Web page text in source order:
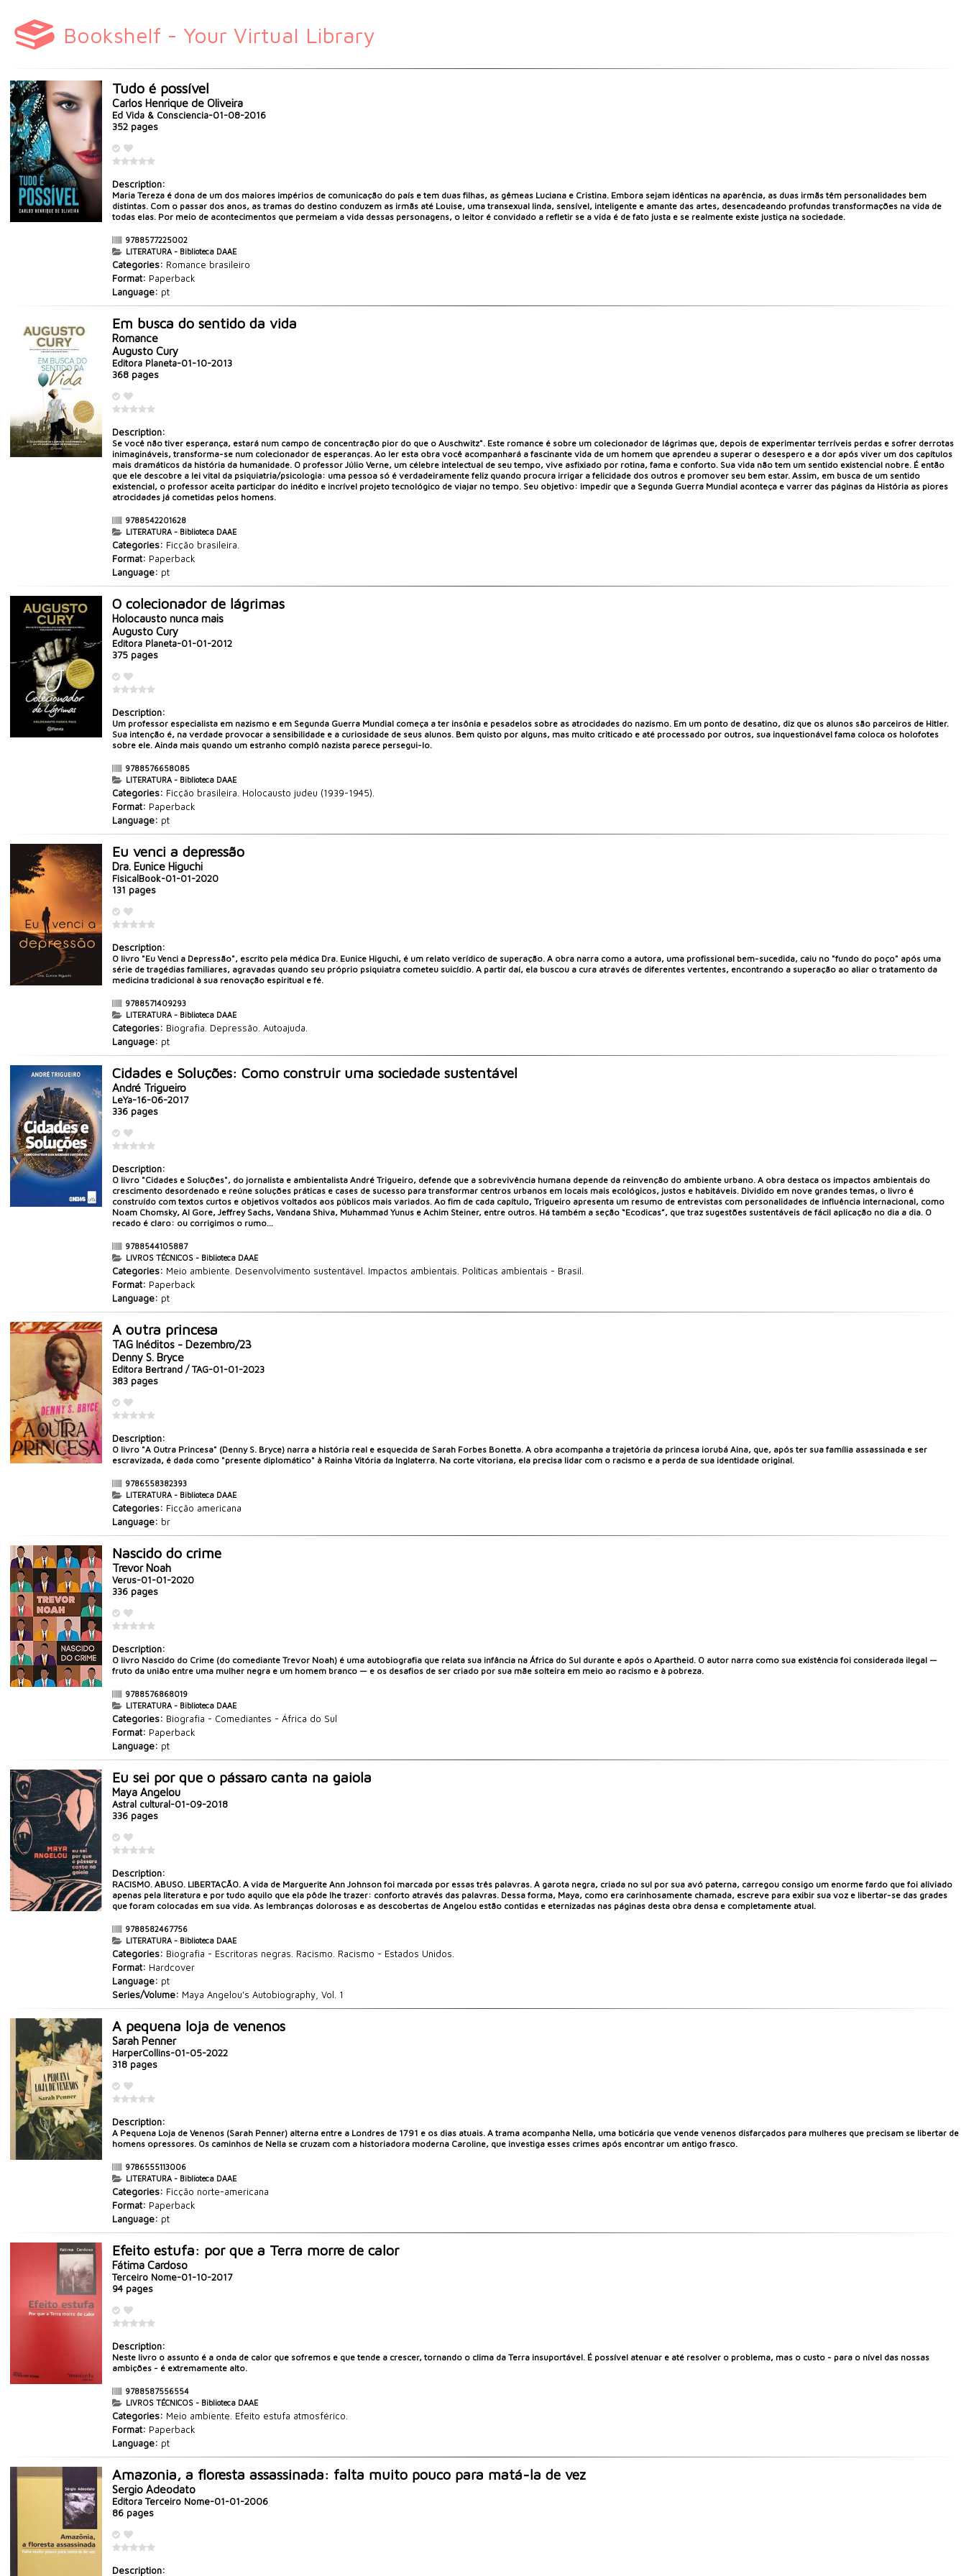
Bookshelf - Your Virtual Library
Tudo é possível
Carlos Henrique de Oliveira
Ed Vida & Consciencia-01-08-2016
352 pages
Description:
Maria Tereza é dona de um dos maiores impérios de comunicação do país e tem duas filhas, as gêmeas Luciana e Cristina. Embora sejam idênticas na aparência, as duas irmãs têm personalidades bem
distintas. Com o passar dos anos, as tramas do destino conduzem as irmãs até Louise, uma transexual linda, sensível, inteligente e amante das artes, desencadeando profundas transformações na vida de
todas elas. Por meio de acontecimentos que permeiam a vida dessas personagens, o leitor é convidado a refletir se a vida é de fato justa e se realmente existe justiça na sociedade.
9788577225002
LITERATURA - Biblioteca DAAE
Categories: Romance brasileiro
Format: Paperback
Language: pt
Em busca do sentido da vida
Romance
Augusto Cury
Editora Planeta-01-10-2013
368 pages
Description:
Se você não tiver esperança, estará num campo de concentração pior do que o Auschwitz". Este romance é sobre um colecionador de lágrimas que, depois de experimentar terríveis perdas e sofrer derrotas
inimagináveis, transforma-se num colecionador de esperanças. Ao ler esta obra você acompanhará a fascinante vida de um homem que aprendeu a superar o desespero e a dor após viver um dos capítulos
mais dramáticos da história da humanidade. O professor Júlio Verne, um célebre intelectual de seu tempo, vive asfixiado por rotina, fama e conforto. Sua vida não tem um sentido existencial nobre. É então
que ele descobre a lei vital da psiquiatria/psicologia: uma pessoa só é verdadeiramente feliz quando procura irrigar a felicidade dos outros e promover seu bem estar. Assim, em busca de um sentido
existencial, o professor aceita participar do inédito e incrível projeto tecnológico de viajar no tempo. Seu objetivo: impedir que a Segunda Guerra Mundial aconteça e varrer das páginas da História as piores
atrocidades já cometidas pelos homens.
9788542201628
LITERATURA - Biblioteca DAAE
Categories: Ficção brasileira.
Format: Paperback
Language: pt
O colecionador de lágrimas
Holocausto nunca mais
Augusto Cury
Editora Planeta-01-01-2012
375 pages
Description:
Um professor especialista em nazismo e em Segunda Guerra Mundial começa a ter insônia e pesadelos sobre as atrocidades do nazismo. Em um ponto de desatino, diz que os alunos são parceiros de Hitler.
Sua intenção é, na verdade provocar a sensibilidade e a curiosidade de seus alunos. Bem quisto por alguns, mas muito criticado e até processado por outros, sua inquestionável fama coloca os holofotes
sobre ele. Ainda mais quando um estranho complô nazista parece persegui-lo.
9788576658085
LITERATURA - Biblioteca DAAE
Categories: Ficção brasileira. Holocausto judeu (1939-1945).
Format: Paperback
Language: pt
Eu venci a depressão
Dra. Eunice Higuchi
FisicalBook-01-01-2020
131 pages
Description:
O livro "Eu Venci a Depressão", escrito pela médica Dra. Eunice Higuchi, é um relato verídico de superação. A obra narra como a autora, uma profissional bem-sucedida, caiu no "fundo do poço" após uma
série de tragédias familiares, agravadas quando seu próprio psiquiatra cometeu suicídio. A partir daí, ela buscou a cura através de diferentes vertentes, encontrando a superação ao aliar o tratamento da
medicina tradicional à sua renovação espiritual e fé.
9788571409293
LITERATURA - Biblioteca DAAE
Categories: Biografia. Depressão. Autoajuda.
Language: pt
Cidades e Soluções: Como construir uma sociedade sustentável
André Trigueiro
LeYa-16-06-2017
336 pages
Description:
O livro "Cidades e Soluções", do jornalista e ambientalista André Trigueiro, defende que a sobrevivência humana depende da reinvenção do ambiente urbano. A obra destaca os impactos ambientais do
crescimento desordenado e reúne soluções práticas e cases de sucesso para transformar centros urbanos em locais mais ecológicos, justos e habitáveis. Dividido em nove grandes temas, o livro é
construído com textos curtos e objetivos voltados aos públicos mais variados. Ao fim de cada capítulo, Trigueiro apresenta um resumo de entrevistas com personalidades de influência internacional, como
Noam Chomsky, Al Gore, Jeffrey Sachs, Vandana Shiva, Muhammad Yunus e Achim Steiner, entre outros. Há também a seção “Ecodicas”, que traz sugestões sustentáveis de fácil aplicação no dia a dia. O
recado é claro: ou corrigimos o rumo...
9788544105887
LIVROS TÉCNICOS - Biblioteca DAAE
Categories: Meio ambiente. Desenvolvimento sustentável. Impactos ambientais. Políticas ambientais - Brasil.
Format: Paperback
Language: pt
A outra princesa
TAG Inéditos - Dezembro/23
Denny S. Bryce
Editora Bertrand / TAG-01-01-2023
383 pages
Description:
O livro "A Outra Princesa" (Denny S. Bryce) narra a história real e esquecida de Sarah Forbes Bonetta. A obra acompanha a trajetória da princesa iorubá Aina, que, após ter sua família assassinada e ser
escravizada, é dada como "presente diplomático" à Rainha Vitória da Inglaterra. Na corte vitoriana, ela precisa lidar com o racismo e a perda de sua identidade original.
9786558382393
LITERATURA - Biblioteca DAAE
Categories: Ficção americana
Language: br
Nascido do crime
Trevor Noah
Verus-01-01-2020
336 pages
Description:
O livro Nascido do Crime (do comediante Trevor Noah) é uma autobiografia que relata sua infância na África do Sul durante e após o Apartheid. O autor narra como sua existência foi considerada ilegal —
fruto da união entre uma mulher negra e um homem branco — e os desafios de ser criado por sua mãe solteira em meio ao racismo e à pobreza.
9788576868019
LITERATURA - Biblioteca DAAE
Categories: Biografia - Comediantes - África do Sul
Format: Paperback
Language: pt
Eu sei por que o pássaro canta na gaiola
Maya Angelou
Astral cultural-01-09-2018
336 pages
Description:
RACISMO. ABUSO. LIBERTAÇÃO. A vida de Marguerite Ann Johnson foi marcada por essas três palavras. A garota negra, criada no sul por sua avó paterna, carregou consigo um enorme fardo que foi aliviado
apenas pela literatura e por tudo aquilo que ela pôde lhe trazer: conforto através das palavras. Dessa forma, Maya, como era carinhosamente chamada, escreve para exibir sua voz e libertar-se das grades
que foram colocadas em sua vida. As lembranças dolorosas e as descobertas de Angelou estão contidas e eternizadas nas páginas desta obra densa e completamente atual.
9788582467756
LITERATURA - Biblioteca DAAE
Categories: Biografia - Escritoras negras. Racismo. Racismo - Estados Unidos.
Format: Hardcover
Language: pt
Series/Volume: Maya Angelou's Autobiography, Vol. 1
A pequena loja de venenos
Sarah Penner
HarperCollins-01-05-2022
318 pages
Description:
A Pequena Loja de Venenos (Sarah Penner) alterna entre a Londres de 1791 e os dias atuais. A trama acompanha Nella, uma boticária que vende venenos disfarçados para mulheres que precisam se libertar de
homens opressores. Os caminhos de Nella se cruzam com a historiadora moderna Caroline, que investiga esses crimes após encontrar um antigo frasco.
9786555113006
LITERATURA - Biblioteca DAAE
Categories: Ficção norte-americana
Format: Paperback
Language: pt
Efeito estufa: por que a Terra morre de calor
Fátima Cardoso
Terceiro Nome-01-10-2017
94 pages
Description:
Neste livro o assunto é a onda de calor que sofremos e que tende a crescer, tornando o clima da Terra insuportável. É possível atenuar e até resolver o problema, mas o custo - para o nível das nossas
ambições - é extremamente alto.
9788587556554
LIVROS TÉCNICOS - Biblioteca DAAE
Categories: Meio ambiente. Efeito estufa atmosférico.
Format: Paperback
Language: pt
Amazonia, a floresta assassinada: falta muito pouco para matá-la de vez
Sergio Adeodato
Editora Terceiro Nome-01-01-2006
86 pages
Description: